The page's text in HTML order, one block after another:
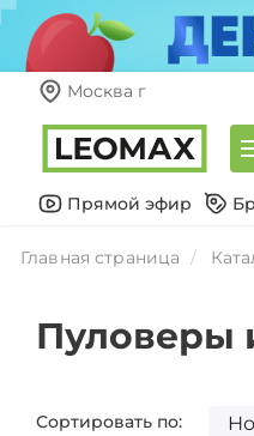
Москва г
Прямой эфир
Главная страница
Пуловеры
Сортировать по: